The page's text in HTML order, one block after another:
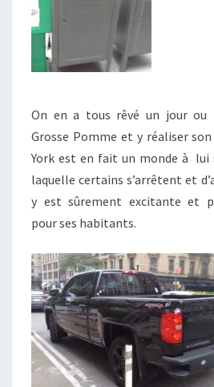
On en a tous rêvé un jour ou
Grosse Pomme et y réaliser
York est en fait un monde à lui
laquelle certains s’arrêtent et
y est sûrement excitante et
pour ses habitants.